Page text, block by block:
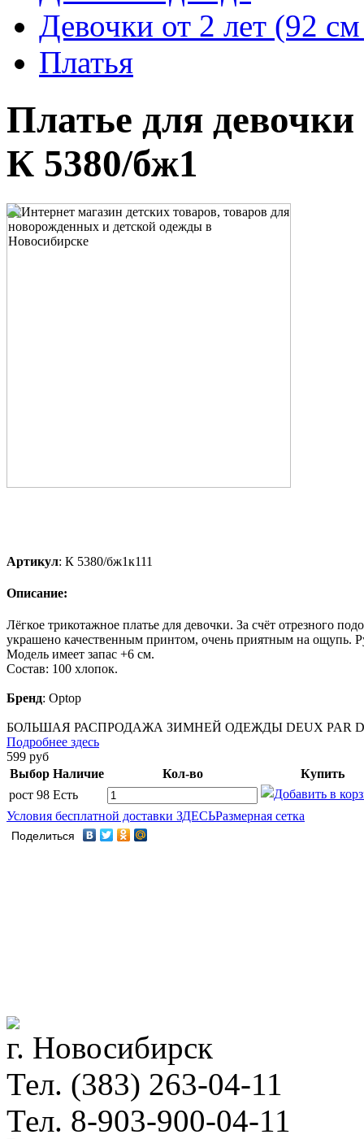
Девочки от 2 лет (92
Платья
Платье для
К 5380/бж1
Артикул: К 5380/бж1к111
Описание:
Лёгкое трикотажное платье для девочки. За счёт отрезного
украшено качественным принтом, очень приятным на ощупь.
Модель имеет запас +6 см.
Состав: 100 хлопок.
Бренд: Optop
БОЛЬШАЯ РАСПРОДАЖА ЗИМНЕЙ ОДЕЖДЫ DEUX PAR
Подробнее здесь
599 руб
Выбор Наличие Кол-во
Купить
рост 98 Есть
Условия бесплатной доставки ЗДЕСЬРазмерная сетка
Поделиться
г. Новосибирск
Тел. (383) 263-04-11
Тел. 8-903-900-04-11